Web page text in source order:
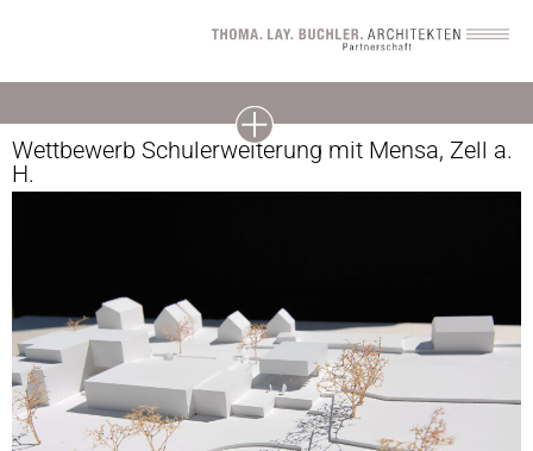
Wettbewerb Schulerweiterung mit Mensa, Zell a.
H.